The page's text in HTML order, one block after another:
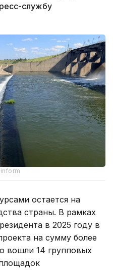
службу
остается на
страны. В рамках
в 2025 году в
на сумму более
вошли 14 групповых